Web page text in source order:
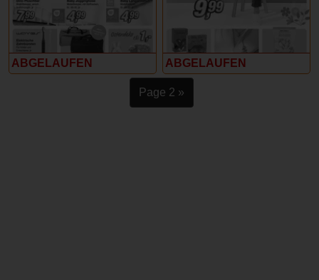
ABGELAUFEN ABGELAUFEN
Page 2 »